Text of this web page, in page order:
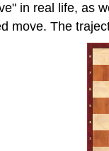
in real life, as
move. The